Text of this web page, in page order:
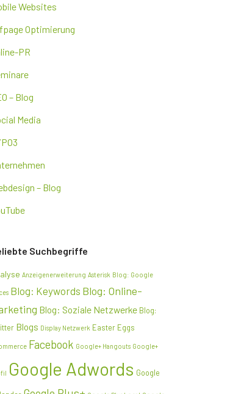
Websites
Optimierung
PR
– Blog
Media
– Blog
Suchbegriffe
Anzeigenerweiterung Asterisk Blog: Google
Blog: Keywords Blog: Online-
Blog: Soziale Netzwerke Blog:
Blogs Display Netzwerk Easter Eggs
Facebook Google+ Hangouts Google+
Google Adwords Google